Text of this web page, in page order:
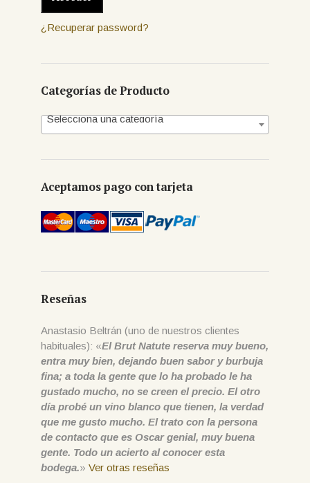
¿Recuperar password?
Categorías de Producto
Selecciona una categoría
Aceptamos pago con tarjeta
Reseñas
Anastasio Beltrán (uno de nuestros clientes
habituales): «El Brut Natute reserva muy bueno,
entra muy bien, dejando buen sabor y burbuja
fina; a toda la gente que lo ha probado le ha
gustado mucho, no se creen el precio. El otro
día probé un vino blanco que tienen, la verdad
que me gusto mucho. El trato con la persona
de contacto que es Oscar genial, muy buena
gente. Todo un acierto al conocer esta
bodega.» Ver otras reseñas